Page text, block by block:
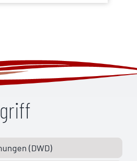
(DWD)